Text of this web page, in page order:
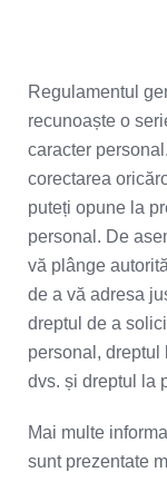
Regulamentul
recunoaște o
caracter
corectarea
puteți opune la
personal. De
vă plânge
de a vă adresa
dreptul de a
personal, dreptul
dvs. și dreptul la
Mai multe
sunt prezentate